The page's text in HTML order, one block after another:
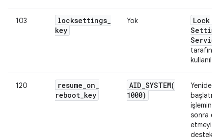
103 locksettings_
key
Yok
Lock
Service
120 resume_on_
reboot_key
AID_SYSTEM(
1000)
Yeniden
başlatma
sonra
etmeyi